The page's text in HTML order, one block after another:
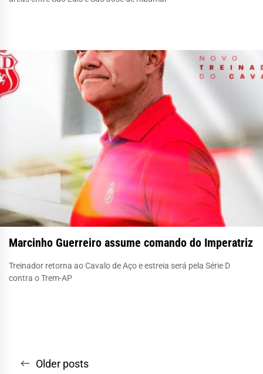
Marcinho Guerreiro assume comando do Imperatriz
Treinador retorna ao Cavalo de Aço e estreia será pela Série D
contra o Trem-AP
Navegação
Older posts